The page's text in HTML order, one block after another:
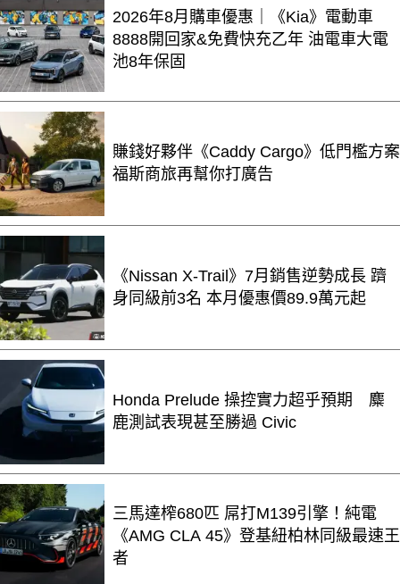
2026年8月購車優惠｜《Kia》電動車
8888開回家&免費快充乙年 油電車大電
池8年保固
賺錢好夥伴《Caddy Cargo》低門檻方案
福斯商旅再幫你打廣告
《Nissan X-Trail》7月銷售逆勢成長 躋
身同級前3名 本月優惠價89.9萬元起
Honda Prelude 操控實力超乎預期 麋
鹿測試表現甚至勝過 Civic
三馬達榨680匹 屌打M139引擎！純電
《AMG CLA 45》登基紐柏林同級最速王
者